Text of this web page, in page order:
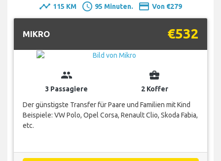
timeline 115 KM schedule 95 Minuten. payment Von €279
MIKRO €532
group
3 Passagiere
business_center
2 Koffer
Der günstigste Transfer für Paare und Familien mit Kind
Beispiele: VW Polo, Opel Corsa, Renault Clio, Skoda Fabia,
etc.